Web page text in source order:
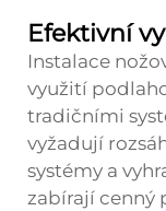
Efektivní
Instalace
využití
tradičními
vyžadují
systémy a
zabírají cenný